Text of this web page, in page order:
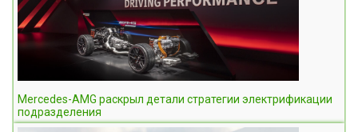
Mercedes-AMG раскрыл детали стратегии электрификации
подразделения